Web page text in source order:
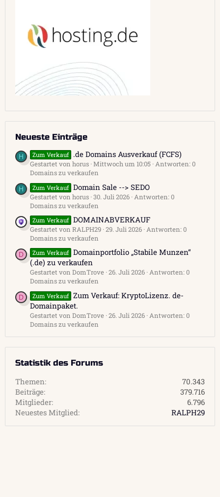
Neueste Einträge
H Zum Verkauf .de Domains Ausverkauf (FCFS)
Gestartet von horus Mittwoch um 10:05 Antworten: 0
Domains zu verkaufen
H Zum Verkauf Domain Sale --> SEDO
Gestartet von horus 30. Juli 2026 Antworten: 0
Domains zu verkaufen
Zum Verkauf DOMAINABVERKAUF
Gestartet von RALPH29 29. Juli 2026 Antworten: 0
Domains zu verkaufen
D Zum Verkauf Domainportfolio „Stabile Munzen“
(.de) zu verkaufen
Gestartet von DomTrove 26. Juli 2026 Antworten: 0
Domains zu verkaufen
D Zum Verkauf Zum Verkauf: KryptoLizenz. de-
Domainpaket.
Gestartet von DomTrove 26. Juli 2026 Antworten: 0
Domains zu verkaufen
Statistik des Forums
Themen
70.343
Beiträge
379.716
Mitglieder
6.796
Neuestes Mitglied
RALPH29